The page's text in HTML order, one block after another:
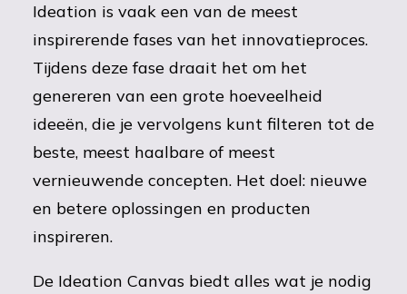
Ideation is vaak een van de meest
inspirerende fases van het innovatieproces.
Tijdens deze fase draait het om het
genereren van een grote hoeveelheid
ideeën, die je vervolgens kunt filteren tot de
beste, meest haalbare of meest
vernieuwende concepten. Het doel: nieuwe
en betere oplossingen en producten
inspireren.
De Ideation Canvas biedt alles wat je nodig